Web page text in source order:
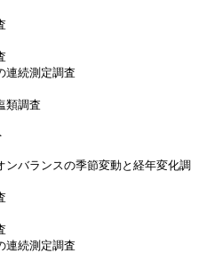
連続測定調査
類調査
バランスの季節変動と経年変化調
連続測定調査